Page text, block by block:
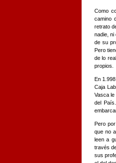
Como
camino
retrato
nadie, ni
de su
Pero
de lo
propios.
En
Caja
Vasca le
del
Pero
que no
leen a
través
sus